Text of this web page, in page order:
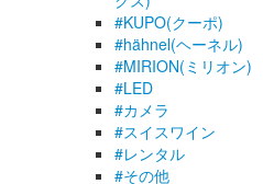
#KUPO(クーポ)
#hähnel(ヘーネル)
#MIRION(ミリオン)
#LED
#カメラ
#スイスワイン
#レンタル
#その他